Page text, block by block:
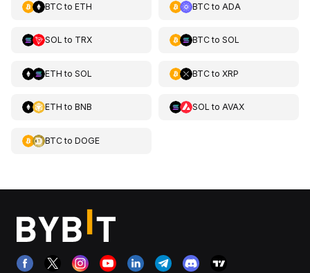
BTCto ETH BTCto ADA
SOL to TRX BTCto SOL
ETH to SOL BTCto XRP
ETH to BNB SOL to AVAX
BTCto DOGE